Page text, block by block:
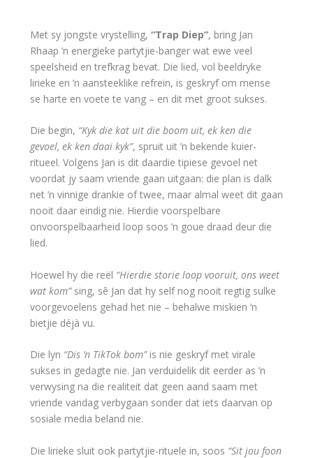
Met sy jongste vrystelling, “Trap Diep”, bring Jan
Rhaap ’n energieke partytjie-banger wat ewe veel
speelsheid en trefkrag bevat. Die lied, vol beeldryke
lirieke en ’n aansteeklike refrein, is geskryf om mense
se harte en voete te vang – en dit met groot sukses.
Die begin, “Kyk die kat uit die boom uit, ek ken die
gevoel, ek ken daai kyk”, spruit uit ’n bekende kuier-
ritueel. Volgens Jan is dit daardie tipiese gevoel net
voordat jy saam vriende gaan uitgaan: die plan is dalk
net ’n vinnige drankie of twee, maar almal weet dit gaan
nooit daar eindig nie. Hierdie voorspelbare
onvoorspelbaarheid loop soos ’n goue draad deur die
lied.
Hoewel hy die reël “Hierdie storie loop vooruit, ons weet
wat kom”sing, sê Jan dat hy self nog nooit regtig sulke
voorgevoelens gehad het nie – behalwe miskien ’n
bietjie déjà vu.
Die lyn “Dis ’n TikTok bom”is nie geskryf met virale
sukses in gedagte nie. Jan verduidelik dit eerder as ’n
verwysing na die realiteit dat geen aand saam met
vriende vandag verbygaan sonder dat iets daarvan op
sosiale media beland nie.
Die lirieke sluit ook partytjie-rituele in, soos “Sit jou foon